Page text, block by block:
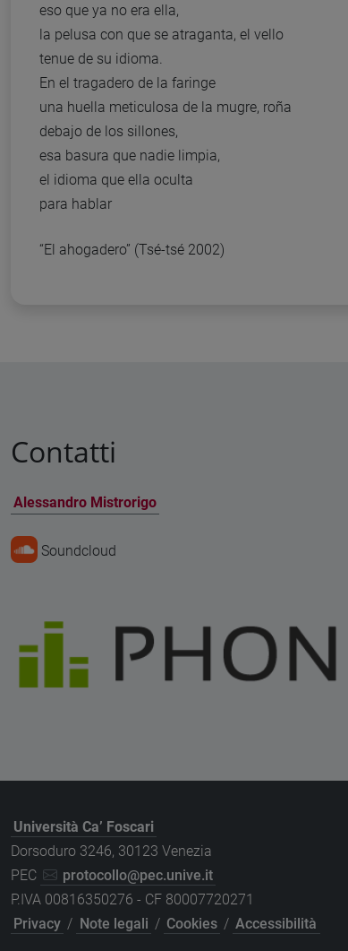
eso que ya no era ella,
la pelusa con que se atraganta, el vello
tenue de su idioma.
En el tragadero de la faringe
una huella meticulosa de la mugre, roña
debajo de los sillones,
esa basura que nadie limpia,
el idioma que ella oculta
para hablar
“El ahogadero” (Tsé-tsé 2002)
Contatti
Alessandro Mistrorigo
Soundcloud
Università Ca’ Foscari
Dorsoduro 3246, 30123 Venezia
PEC
protocollo@pec.unive.it
P.IVA 00816350276 - CF 80007720271
Privacy / Note legali / Cookies / Accessibilità